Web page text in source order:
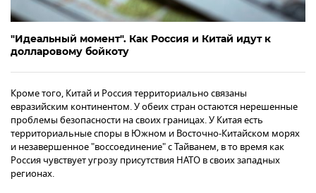
"Идеальный момент". Как Россия и Китай идут к
долларовому бойкоту
Кроме того, Китай и Россия территориально связаны
евразийским континентом. У обеих стран остаются нерешенные
проблемы безопасности на своих границах. У Китая есть
территориальные споры в Южном и Восточно-Китайском морях
и незавершенное "воссоединение" с Тайванем, в то время как
Россия чувствует угрозу присутствия НАТО в своих западных
регионах.